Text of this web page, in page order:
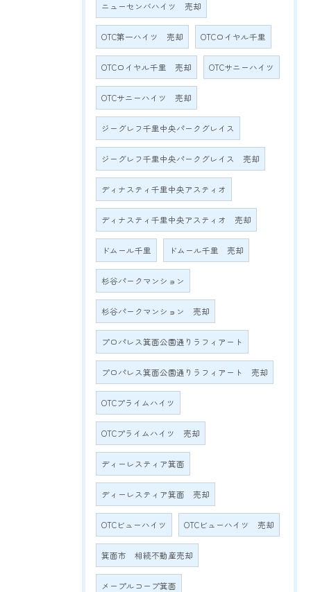
ニューセンバハイツ 売却
OTC第一ハイツ 売却 OTCロイヤル千里
OTCロイヤル千里 売却 OTCサニーハイツ
OTCサニーハイツ 売却
ジーグレフ千里中央パークグレイス
ジーグレフ千里中央パークグレイス 売却
ディナスティ千里中央アスティオ
ディナスティ千里中央アスティオ 売却
ドムール千里 ドムール千里 売却
杉谷パークマンション
杉谷パークマンション 売却
プロパレス箕面公園通りラフィアート
プロパレス箕面公園通りラフィアート 売却
OTCプライムハイツ
OTCプライムハイツ 売却
ディーレスティア箕面
ディーレスティア箕面 売却
OTCビューハイツ OTCビューハイツ 売却
箕面市 相続不動産売却
メープルコープ箕面